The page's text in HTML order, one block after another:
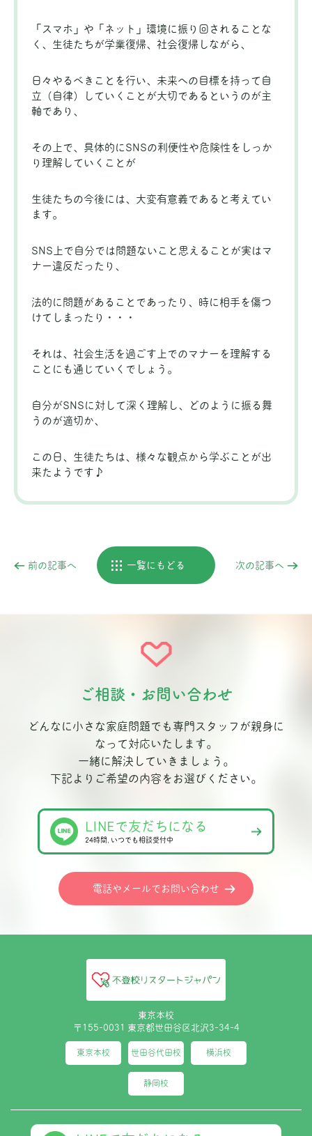
「スマホ」や「ネット」環境に振り回されることな
く、生徒たちが学業復帰、社会復帰しながら、
日々やるべきことを行い、未来への目標を持って自
立（自律）していくことが大切であるというのが主
軸であり、
その上で、具体的にSNSの利便性や危険性をしっか
り理解していくことが
生徒たちの今後には、大変有意義であると考えてい
ます。
SNS上で自分では問題ないこと思えることが実はマ
ナー違反だったり、
法的に問題があることであったり、時に相手を傷つ
けてしまったり・・・
それは、社会生活を過ごす上でのマナーを理解する
ことにも通じていくでしょう。
自分がSNSに対して深く理解し、どのように振る舞
うのが適切か、
この日、生徒たちは、様々な観点から学ぶことが出
来たようです♪
前の記事へ 一覧にもどる 次の記事へ
ご相談・お問い合わせ
どんなに小さな家庭問題でも専門スタッフが親身に
なって対応いたします。
一緒に解決していきましょう。
下記よりご希望の内容をお選びください。
LINEで友だちになる
24時間､いつでも相談受付中
電話やメールでお問い合わせ
東京本校
〒155-0031 東京都世田谷区北沢3-34-4
東京本校 世田谷代田校 横浜校
静岡校